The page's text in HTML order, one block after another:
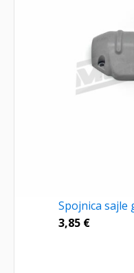
Spojnica sajle
3,85 €